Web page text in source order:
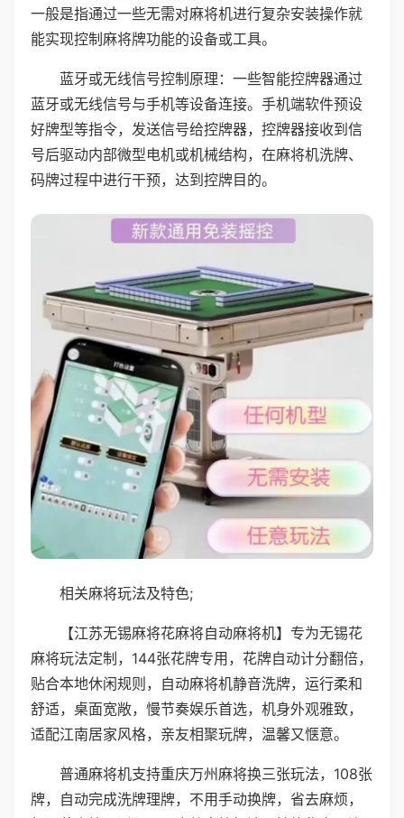
一般是指通过一些无需对麻将机进行复杂安装操作就
能实现控制麻将牌功能的设备或工具。
蓝牙或无线信号控制原理：一些智能控牌器通过
蓝牙或无线信号与手机等设备连接。手机端软件预设
好牌型等指令，发送信号给控牌器，控牌器接收到信
号后驱动内部微型电机或机械结构，在麻将机洗牌、
码牌过程中进行干预，达到控牌目的。
相关麻将玩法及特色;
【江苏无锡麻将花麻将自动麻将机】专为无锡花
麻将玩法定制，144张花牌专用，花牌自动计分翻倍，
贴合本地休闲规则，自动麻将机静音洗牌，运行柔和
舒适，桌面宽敞，慢节奏娱乐首选，机身外观雅致，
适配江南居家风格，亲友相聚玩牌，温馨又惬意。
普通麻将机支持重庆万州麻将换三张玩法，108张
牌，自动完成洗牌理牌，不用手动换牌，省去麻烦，